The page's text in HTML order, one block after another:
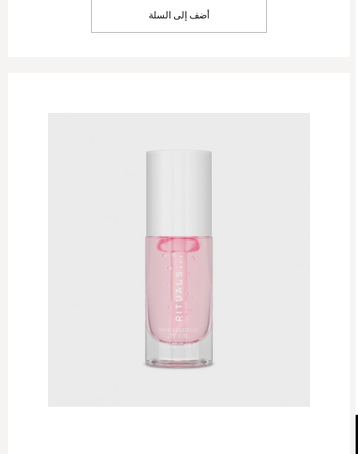
أضف إلى السلة